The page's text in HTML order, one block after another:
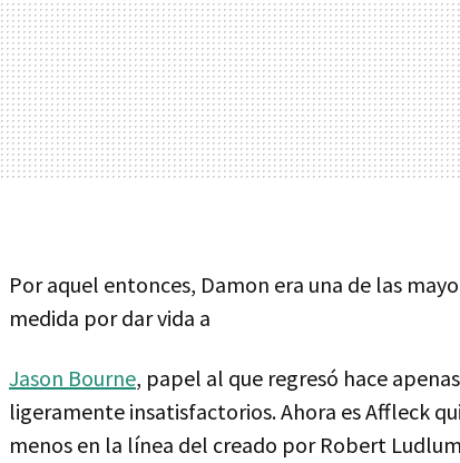
Por aquel entonces, Damon era una de las
medida por dar vida a
Jason Bourne, papel al que regresó hace
ligeramente insatisfactorios. Ahora es Affleck
menos en la línea del creado por Robert